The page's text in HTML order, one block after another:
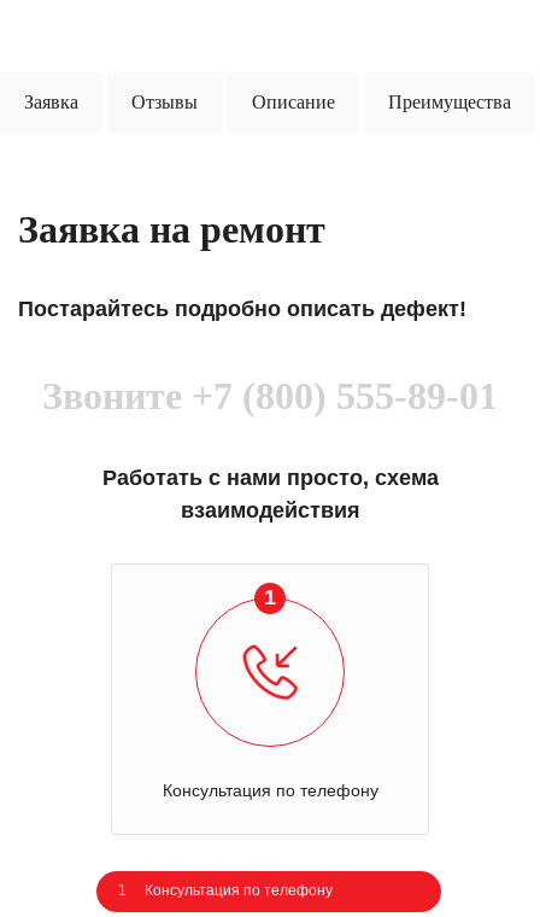
Заявка Отзывы Описание Преимущества
Заявка на ремонт
Постарайтесь подробно описать дефект!
Звоните +7 (800) 555-89-01
Работать с нами просто, схема
взаимодействия
1
Консультация по телефону
1 Консультация по телефону